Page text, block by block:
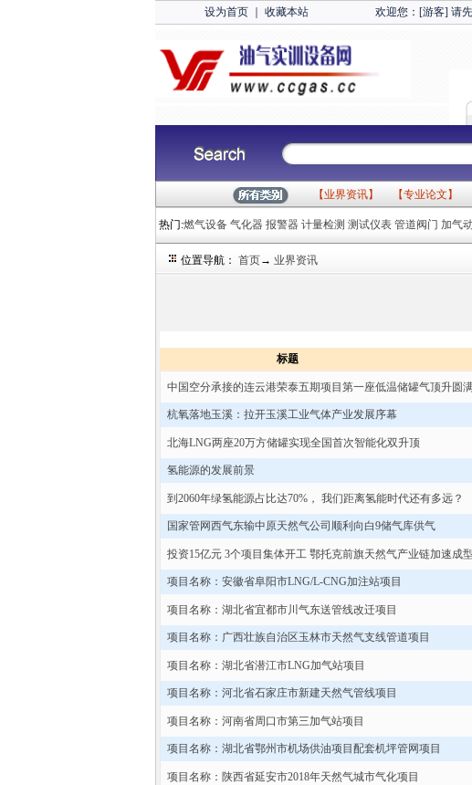
设为首页｜ 收藏本站 欢迎您：[游客] 请先
【业界资讯】 【专业论文 】
热门:燃气设备 气化器 报警器 计量检测 测试仪表 管道阀门 加气
位置导航： 首页→ 业界资讯
标题
中国空分承接的连云港荣泰五期项目第一座低温储罐气顶升圆
杭氧落地玉溪：拉开玉溪工业气体产业发展序幕
北海LNG两座20万方储罐实现全国首次智能化双升顶
氢能源的发展前景
到2060年绿氢能源占比达70%， 我们距离氢能时代还有多远？
国家管网西气东输中原天然气公司顺利向白9储气库供气
投资15亿元 3个项目集体开工 鄂托克前旗天然气产业链加速成型
项目名称：安徽省阜阳市LNG/L-CNG加注站项目
项目名称：湖北省宜都市川气东送管线改迁项目
项目名称：广西壮族自治区玉林市天然气支线管道项目
项目名称：湖北省潜江市LNG加气站项目
项目名称：河北省石家庄市新建天然气管线项目
项目名称：河南省周口市第三加气站项目
项目名称：湖北省鄂州市机场供油项目配套机坪管网项目
项目名称：陕西省延安市2018年天然气城市气化项目